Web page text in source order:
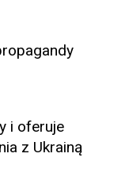
i oferuje
z Ukrainą